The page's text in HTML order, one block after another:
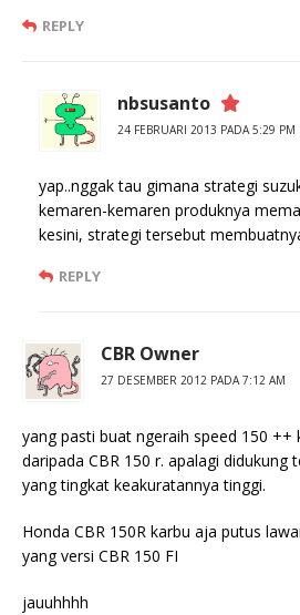
REPLY
nbsusanto
24 FEBRUARI 2013 PADA 5:29 PM
yap..nggak tau gimana strategi
kemaren-kemaren produknya
kesini, strategi tersebut
REPLY
CBR Owner
27 DESEMBER 2012 PADA 7:12 AM
yang pasti buat ngeraih speed 150 ++
daripada CBR 150 r. apalagi didukung
yang tingkat keakuratannya tinggi.
Honda CBR 150R karbu aja putus
yang versi CBR 150 FI
jauuhhhh